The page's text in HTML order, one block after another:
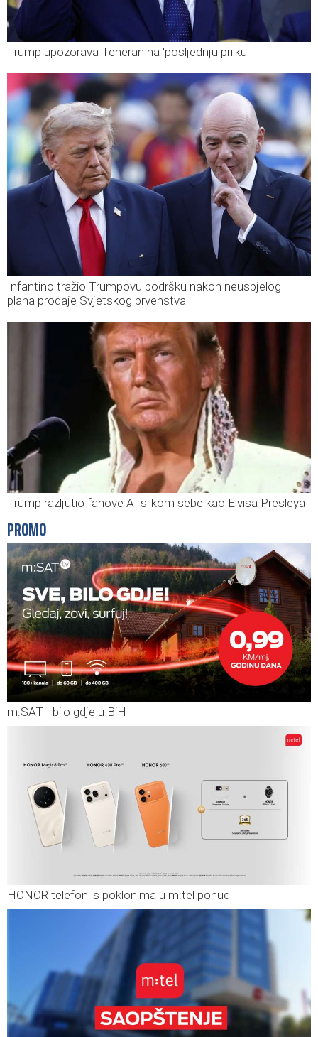
Trump upozorava Teheran na 'posljednju priiku'
Infantino tražio Trumpovu podršku nakon neuspjelog
plana prodaje Svjetskog prvenstva
Trump razljutio fanove AI slikom sebe kao Elvisa Presleya
PROMO
m:SAT - bilo gdje u BiH
HONOR telefoni s poklonima u m:tel ponudi